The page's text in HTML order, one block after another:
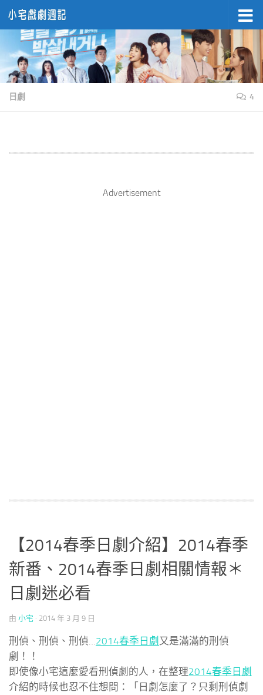
Skip to content
日劇 4
Advertisement
【2014春季日劇介紹】2014春季
新番、2014春季日劇相關情報＊
日劇迷必看
由 小宅 · 2014 年 3 月 9 日
刑偵、刑偵、刑偵…2014春季日劇 又是滿滿的刑偵
劇！！
即使像小宅這麼愛看刑偵劇的人，在整理2014春季日劇
介紹的時候也忍不住想問：「日劇怎麼了？只剩刑偵劇